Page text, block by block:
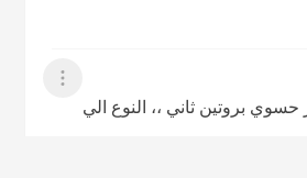
عرض القائمة
بروتين ثاني ،، النوع الي